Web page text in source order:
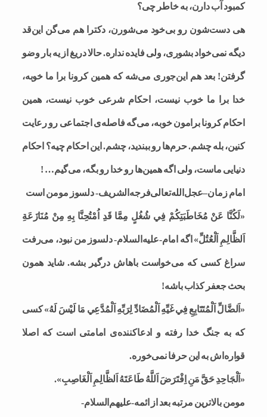
کمبود آب دارن، به خاطر چی؟
هی دست‌شون رو بی‌خود می‌شورن، دکترا هم می‌گن این‌قد
دیگه نمی‌خواد بشوری، ولی فایده نداره‌. حالا دریغ از یه بار وضو
گرفتن! بعد هم این‌جوری می‌شه که همین کرونا برا ما خوبه،
خدا برا ما خوب نیست، احکام شرعی خوب نیست، همین
احکام کرونا برامون خوبه، می‌گه فاصله‌ی اجتماعی رو رعایت
کنین، بله چشم. حرم‌ها رو ببندید، چشم. این احکام چیه؟ احکام
دنیایی ماست، ولی اگه همین‌ها رو خدا رو بگه، می‌گیم… !
امام زمان–عجل‌الله‌تعالی‌فرجه‌الشریف- دلسوز مومن است
«لَكُنَّا عَنْ مُخَاطَبَتِكُمْ فِي شُغُلٍ مِمَّا قَدِ اُمْتُحِنَّا بِهِ مِنْ مُنَازَعَةِ
اَلظَّالِمِ اَلْعُتُلِّ» اگه امام-علیه‌السلام- دلسوز من نبود، می‌رفت
سراغ کسی که می‌خواست باهاش درگیر بشه. شاید همون
بحث جعفر کذاب باشه!
«اَلضَّالِّ اَلْمُتَتَابِعِ فِي غَيِّهِ اَلْمُضَادِّ لِرَبِّهِ اَلْمُدَّعِي مَا لَيْسَ لَهُ» کسی
که به جنگ خدا رفته و ادعاکننده‌ی امامتی است که اصلا
قواره‌اش به این حرفا نمی‌خوره.
«اَلْجَاحِدِ حَقَّ مَنِ اِفْتَرَضَ اَللَّهُ طَاعَتَهُ اَلظَّالِمِ اَلْغَاصِبِ».
مومن بالاترین مرتبه بعد از ائمه-علیهم‌السلام-